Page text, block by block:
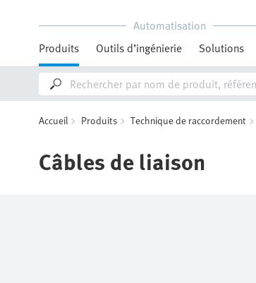
Automatisation
Produits
Outils d’ingénierie Solutions
Accueil Produits Technique de raccordement
Câbles de liaison